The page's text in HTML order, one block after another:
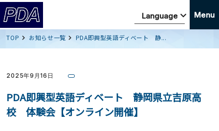
Menu
TOP お知らせ一覧 PDA即興型英語ディベート 静...
2025年9月16日
PDA即興型英語ディベート 静岡県立吉原高
校 体験会【オンライン開催】